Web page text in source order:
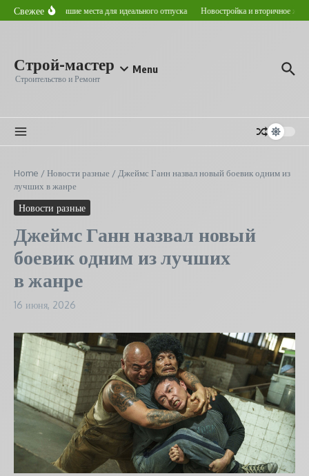
Перейти к содержанию
Свежее
в Астане: лучшие места для идеального отпуска Новостройка и вторичное
Строй-мастер
Строительство и Ремонт
Menu
Home /Новости разные / Джеймс Ганн назвал новый боевик одним из
лучших в жанре
Новости разные
Джеймс Ганн назвал новый
боевик одним из лучших
в жанре
16 июня, 2026